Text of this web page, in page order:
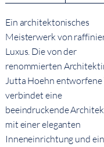
Ein architektonisches
Meisterwerk von
Luxus. Die von der
renommierten
Jutta Hoehn entworfene
verbindet eine
beeindruckende
mit einer eleganten
Inneneinrichtung und